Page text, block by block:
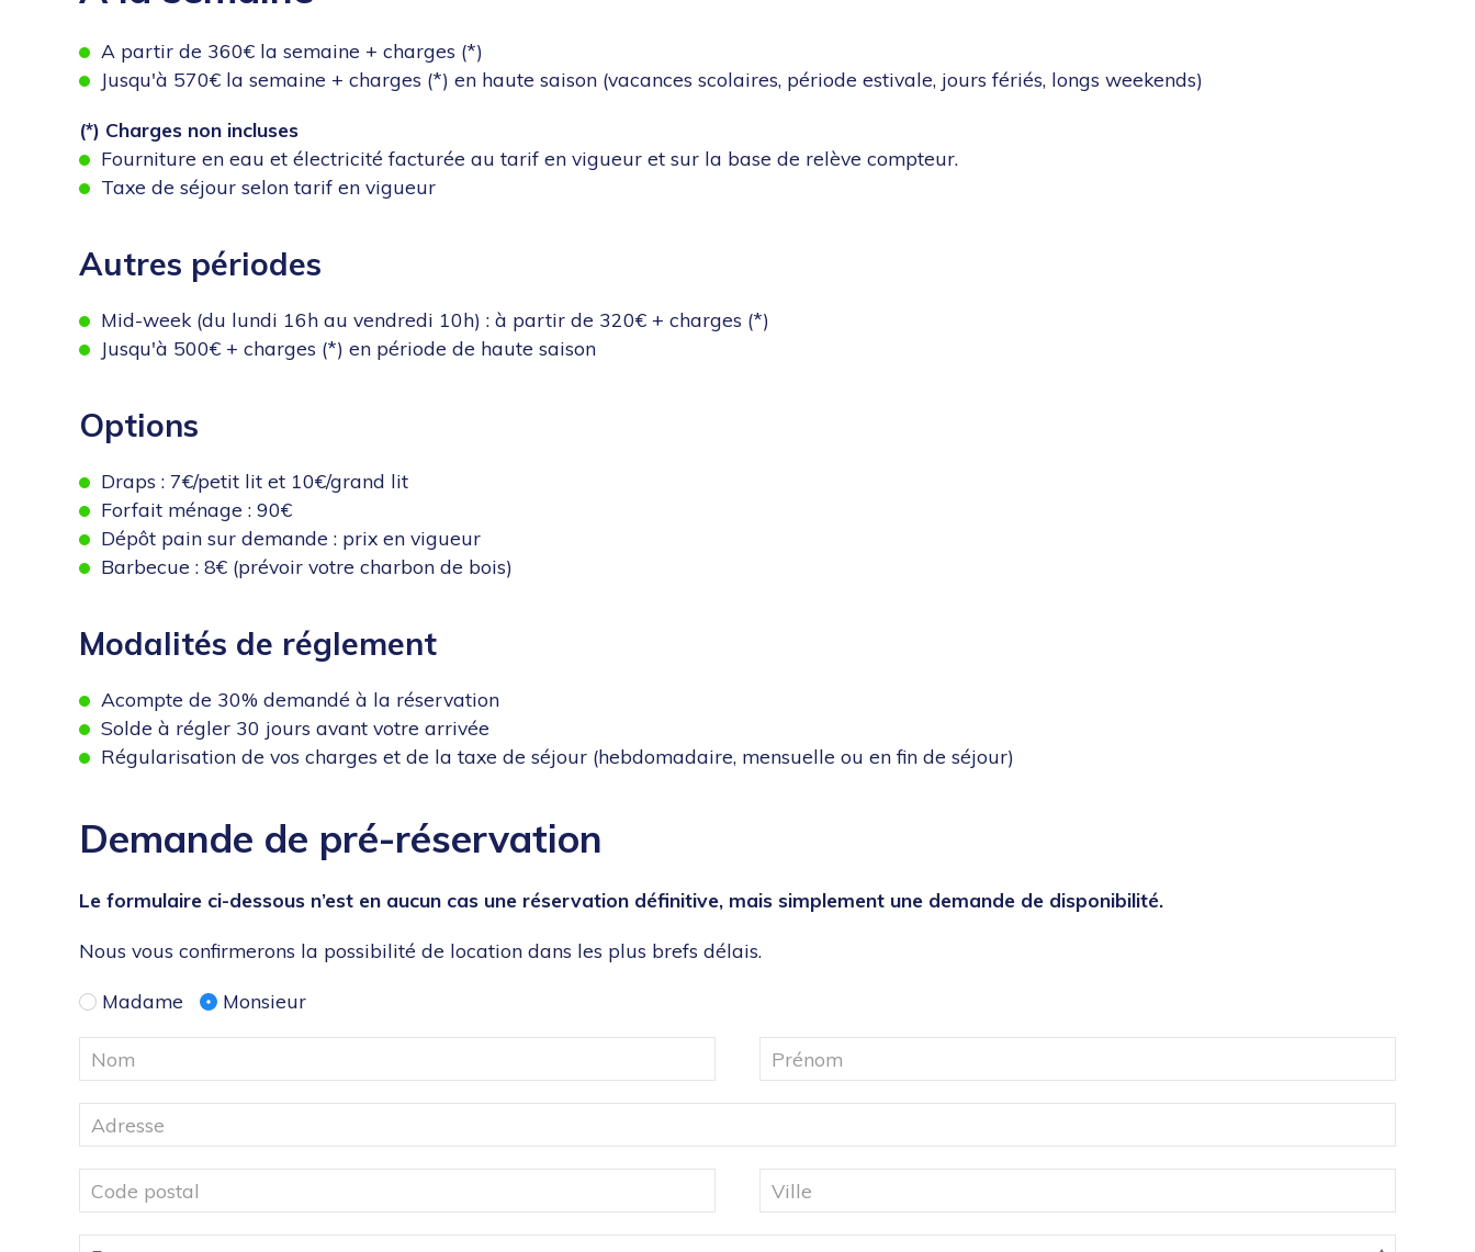
A partir de 360€ la semaine + charges (*)
Jusqu'à 570€ la semaine + charges (*) en haute saison (vacances scolaires, période estivale, jours fériés, longs weekends)​​​​​​
(*) Charges non incluses
Fourniture en eau et électricité facturée au tarif en vigueur et sur la base de relève compteur.
Taxe de séjour selon tarif en vigueur
Autres périodes
Mid-week (du lundi 16h au vendredi 10h) : à partir de 320€ + charges (*)
Jusqu'à 500€ + charges (*) en période de haute saison
Options
Draps : 7€/petit lit et 10€/grand lit
Forfait ménage : 90€
Dépôt pain sur demande : prix en vigueur
Barbecue : 8€ (prévoir votre charbon de bois)
Modalités de réglement
Acompte de 30% demandé à la réservation
Solde à régler 30 jours avant votre arrivée
Régularisation de vos charges et de la taxe de séjour (hebdomadaire, mensuelle ou en fin de séjour)
Demande de pré-réservation
Le formulaire ci-dessous n’est en aucun cas une réservation définitive, mais simplement une demande de disponibilité.
Nous vous confirmerons la possibilité de location dans les plus brefs délais.
Madame Monsieur